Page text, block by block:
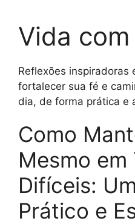
Vida
Reflexões inspiradoras
fortalecer sua fé e
dia, de forma prática e
Como
Mesmo em
Difíceis:
Prático e